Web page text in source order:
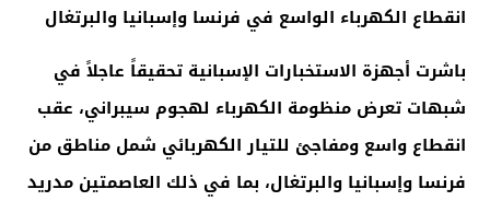
انقطاع الكهرباء الواسع في فرنسا وإسبانيا والبرتغال
باشرت أجهزة الاستخبارات الإسبانية تحقيقاً عاجلاً في
شبهات تعرض منظومة الكهرباء لهجوم سيبراني، عقب
انقطاع واسع ومفاجئ للتيار الكهربائي شمل مناطق من
فرنسا وإسبانيا والبرتغال، بما في ذلك العاصمتين مدريد